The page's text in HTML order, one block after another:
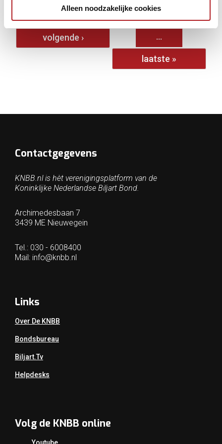
Alleen noodzakelijke cookies
5
…
volgende ›
laatste »
Contactgegevens
KNBB.nl is hèt verenigingsplatform van de
Koninklijke Nederlandse Biljart Bond.
Archimedesbaan 7
3439 ME Nieuwegein
Tel.: 030 - 6008400
Mail: info@knbb.nl
Links
Over De KNBB
Bondsbureau
Biljart.tv
Helpdesks
Volg de KNBB online